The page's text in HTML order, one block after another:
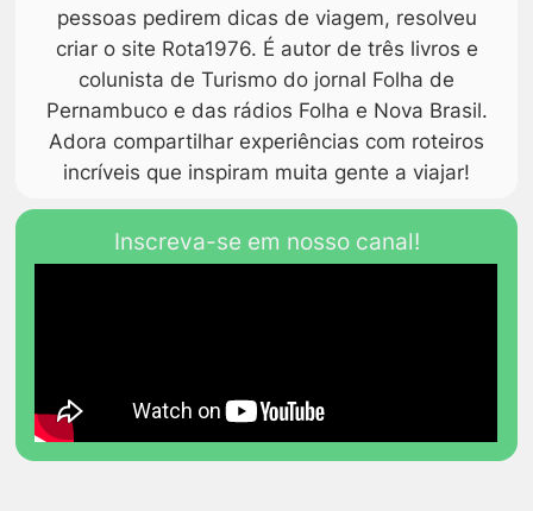
pessoas pedirem dicas de viagem, resolveu
criar o site Rota1976. É autor de três livros e
colunista de Turismo do jornal Folha de
Pernambuco e das rádios Folha e Nova Brasil.
Adora compartilhar experiências com roteiros
incríveis que inspiram muita gente a viajar!
Inscreva-se em nosso canal!